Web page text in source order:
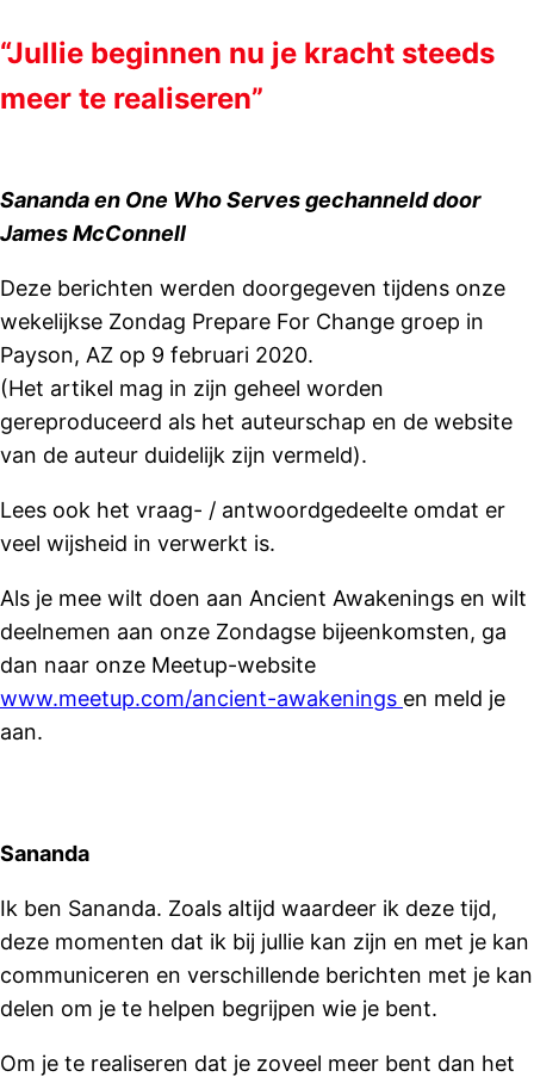
“Jullie beginnen nu je kracht steeds
meer te realiseren”
Sananda en One Who Serves gechanneld door
James McConnell
Deze berichten werden doorgegeven tijdens onze
wekelijkse Zondag Prepare For Change groep in
Payson, AZ op 9 februari 2020.
(Het artikel mag in zijn geheel worden
gereproduceerd als het auteurschap en de website
van de auteur duidelijk zijn vermeld).
Lees ook het vraag- / antwoordgedeelte omdat er
veel wijsheid in verwerkt is.
Als je mee wilt doen aan Ancient Awakenings en wilt
deelnemen aan onze Zondagse bijeenkomsten, ga
dan naar onze Meetup-website
www.meetup.com/ancient-awakenings en meld je
aan.
Sananda
Ik ben Sananda. Zoals altijd waardeer ik deze tijd,
deze momenten dat ik bij jullie kan zijn en met je kan
communiceren en verschillende berichten met je kan
delen om je te helpen begrijpen wie je bent.
Om je te realiseren dat je zoveel meer bent dan het